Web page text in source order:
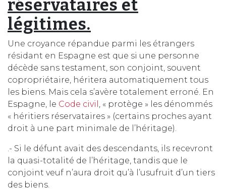
réservataires et
légitimes.
Une croyance répandue parmi les étrangers
résidant en Espagne est que si une personne
décède sans testament, son conjoint, souvent
copropriétaire, héritera automatiquement tous
les biens. Mais cela s’avère totalement erroné. En
Espagne, le Code civil
, « protège » les dénommés
« héritiers réservataires » (certains proches ayant
droit à une part minimale de l’héritage).
.- Si le défunt avait des descendants, ils recevront
la quasi-totalité de l’héritage, tandis que le
conjoint veuf n’aura droit qu’à l’usufruit d’un tiers
des biens.